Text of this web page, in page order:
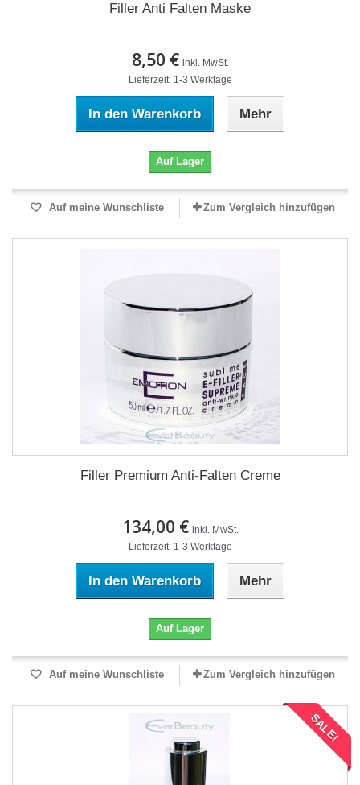
Filler Anti Falten Maske
8,50 € inkl. MwSt.
Lieferzeit: 1-3 Werktage
In den Warenkorb Mehr
Auf Lager
Auf meine Wunschliste Zum Vergleich hinzufügen
Filler Premium Anti-Falten Creme
134,00 € inkl. MwSt.
Lieferzeit: 1-3 Werktage
In den Warenkorb Mehr
Auf Lager
Auf meine Wunschliste Zum Vergleich hinzufügen
SALE!